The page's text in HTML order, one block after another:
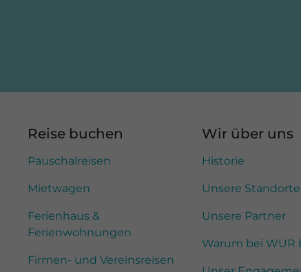
Reise buchen
Pauschalreisen
Mietwagen
Ferienhaus &
Ferienwohnungen
Firmen- und Vereinsreisen
Wir über uns
Historie
Unsere Standorte
Unsere Partner
Warum bei WUR